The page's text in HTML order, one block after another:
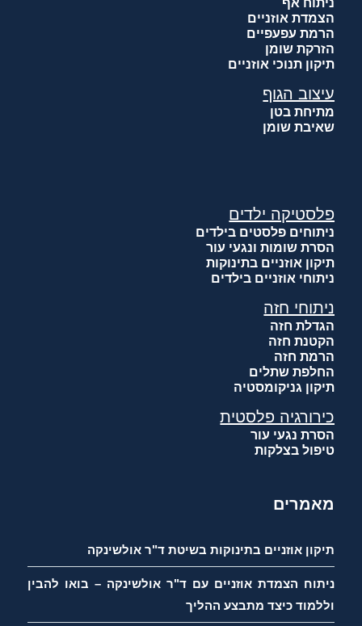
ניתוח אף
הצמדת אוזניים
הרמת עפעפיים
הזרקת שומן
תיקון תנוכי אוזניים
עיצוב הגוף
מתיחת בטן
שאיבת שומן
פלסטיקה ילדים
ניתוחים פלסטים בילדים
הסרת שומות ונגעי עור
תיקון אוזניים בתינוקות
ניתוחי אוזניים בילדים
ניתוחי חזה
הגדלת חזה
הקטנת חזה
הרמת חזה
החלפת שתלים
תיקון גניקומסטיה
כירורגיה פלסטית
הסרת נגעי עור
טיפול בצלקות
מאמרים
תיקון אוזניים בתינוקות בשיטת ד"ר אולשינקה
ניתוח הצמדת אוזניים עם ד"ר אולשינקה – בואו להבין
וללמוד כיצד מתבצע ההליך